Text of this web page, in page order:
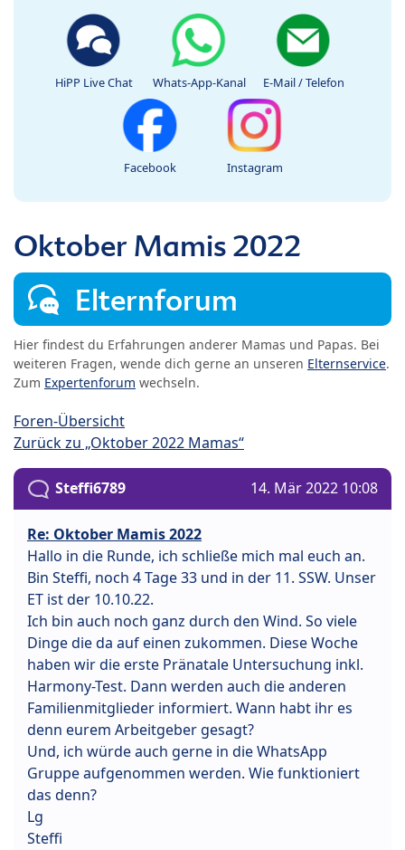
HiPP Live Chat Whats-App-Kanal E-Mail / Telefon
Facebook Instagram
Oktober Mamis 2022
Elternforum
Hier findest du Erfahrungen anderer Mamas und Papas. Bei
weiteren Fragen, wende dich gerne an unseren Elternservice.
Zum Expertenforum wechseln.
Foren-Übersicht
Zurück zu „Oktober 2022 Mamas“
Steffi6789 14. Mär 2022 10:08
Re: Oktober Mamis 2022
Hallo in die Runde, ich schließe mich mal euch an.
Bin Steffi, noch 4 Tage 33 und in der 11. SSW. Unser
ET ist der 10.10.22.
Ich bin auch noch ganz durch den Wind. So viele
Dinge die da auf einen zukommen. Diese Woche
haben wir die erste Pränatale Untersuchung inkl.
Harmony-Test. Dann werden auch die anderen
Familienmitglieder informiert. Wann habt ihr es
denn eurem Arbeitgeber gesagt?
Und, ich würde auch gerne in die WhatsApp
Gruppe aufgenommen werden. Wie funktioniert
das denn?
Lg
Steffi